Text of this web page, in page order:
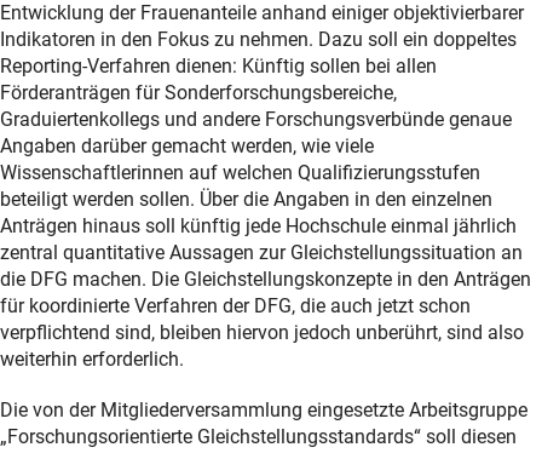
Entwicklung der Frauenanteile anhand einiger objektivierbarer
Indikatoren in den Fokus zu nehmen. Dazu soll ein doppeltes
Reporting-Verfahren dienen: Künftig sollen bei allen
Förderanträgen für Sonderforschungsbereiche,
Graduiertenkollegs und andere Forschungsverbünde genaue
Angaben darüber gemacht werden, wie viele
Wissenschaftlerinnen auf welchen Qualifizierungsstufen
beteiligt werden sollen. Über die Angaben in den einzelnen
Anträgen hinaus soll künftig jede Hochschule einmal jährlich
zentral quantitative Aussagen zur Gleichstellungssituation an
die DFG machen. Die Gleichstellungskonzepte in den Anträgen
für koordinierte Verfahren der DFG, die auch jetzt schon
verpflichtend sind, bleiben hiervon jedoch unberührt, sind also
weiterhin erforderlich.
Die von der Mitgliederversammlung eingesetzte Arbeitsgruppe
„Forschungsorientierte Gleichstellungsstandards“ soll diesen